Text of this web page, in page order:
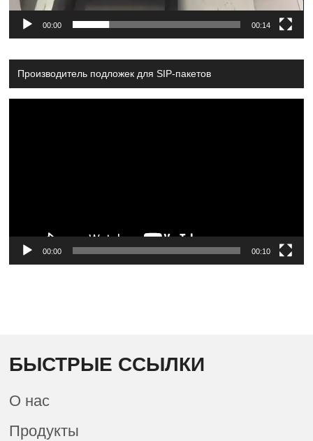
00:00 00:14
Производитель подложек для SIP-пакетов
00:00 00:10
БЫСТРЫЕ ССЫЛКИ
О нас
Продукты